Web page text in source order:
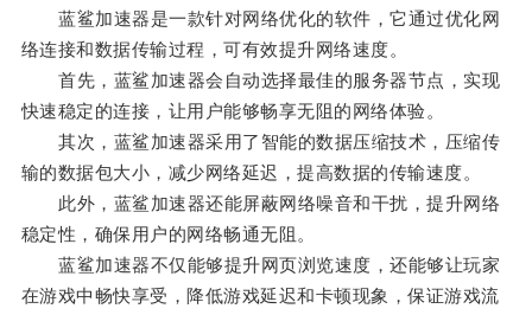
蓝鲨加速器是一款针对网络优化的软件，它通过优化网
络连接和数据传输过程，可有效提升网络速度。
首先，蓝鲨加速器会自动选择最佳的服务器节点，实现
快速稳定的连接，让用户能够畅享无阻的网络体验。
其次，蓝鲨加速器采用了智能的数据压缩技术，压缩传
输的数据包大小，减少网络延迟，提高数据的传输速度。
此外，蓝鲨加速器还能屏蔽网络噪音和干扰，提升网络
稳定性，确保用户的网络畅通无阻。
蓝鲨加速器不仅能够提升网页浏览速度，还能够让玩家
在游戏中畅快享受，降低游戏延迟和卡顿现象，保证游戏流